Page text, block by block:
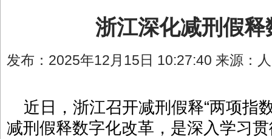
浙江深化减刑假
发布：2025年12月15日 10:27:40 来源：
近日，浙江召开减刑假释“两项指
减刑假释数字化改革，是深入学习